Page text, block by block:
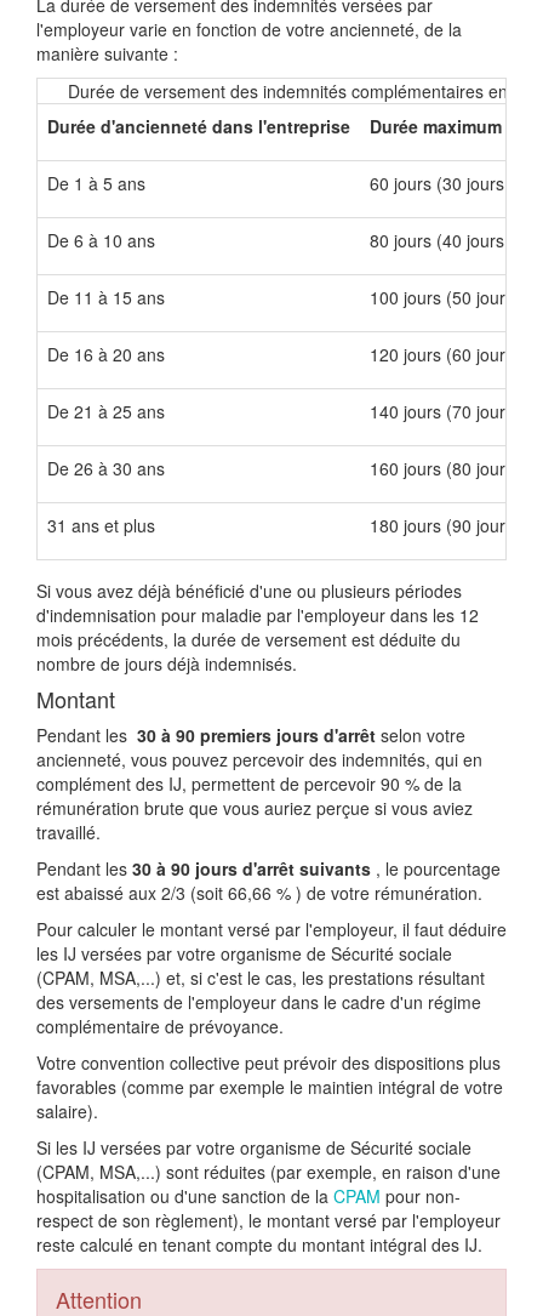
La durée de versement des indemnités versées par
l'employeur varie en fonction de votre ancienneté, de la
manière suivante :
Durée de versement des indemnités complémentaires en
Durée d'ancienneté dans l'entreprise
Durée maximum de
De 1 à 5 ans 60 jours (30 jours à
De 6 à 10 ans 80 jours (40 jours à
De 11 à 15 ans 100 jours (50 jours à
De 16 à 20 ans 120 jours (60 jours à
De 21 à 25 ans 140 jours (70 jours à
De 26 à 30 ans 160 jours (80 jours à
31 ans et plus 180 jours (90 jours à
Si vous avez déjà bénéficié d'une ou plusieurs périodes
d'indemnisation pour maladie par l'employeur dans les 12
mois précédents, la durée de versement est déduite du
nombre de jours déjà indemnisés.
Montant
Pendant les 30 à 90 premiers jours d'arrêt selon votre
ancienneté, vous pouvez percevoir des indemnités, qui en
complément des IJ, permettent de percevoir 90 % de la
rémunération brute que vous auriez perçue si vous aviez
travaillé.
Pendant les 30 à 90 jours d'arrêt suivants , le pourcentage
est abaissé aux 2/3 (soit 66,66 % ) de votre rémunération.
Pour calculer le montant versé par l'employeur, il faut déduire
les IJ versées par votre organisme de Sécurité sociale
(CPAM, MSA,...) et, si c'est le cas, les prestations résultant
des versements de l'employeur dans le cadre d'un régime
complémentaire de prévoyance.
Votre convention collective peut prévoir des dispositions plus
favorables (comme par exemple le maintien intégral de votre
salaire).
Si les IJ versées par votre organisme de Sécurité sociale
(CPAM, MSA,...) sont réduites (par exemple, en raison d'une
hospitalisation ou d'une sanction de la CPAM pour non-
respect de son règlement), le montant versé par l'employeur
reste calculé en tenant compte du montant intégral des IJ.
Attention